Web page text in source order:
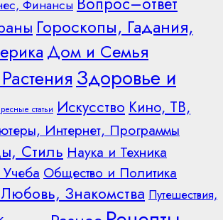
Финансы
Гороскопы, Гадания,
Дом и Семья
Здоровье и
статьи Искусство Кино, ТВ,
Интернет, Программы
Стиль Наука и Техника
Общество и Политика
Знакомства Путешествия,